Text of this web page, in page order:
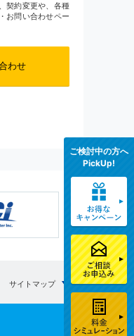
契約変更や、各種
お問い合わせペー
わせ
サイトマップ
ご検討中の方へ
PickUp!